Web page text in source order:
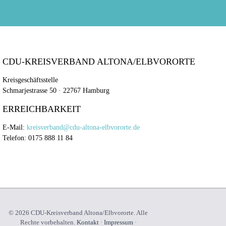
CDU-KREISVERBAND ALTONA/ELBVORORTE
Kreisgeschäftsstelle
Schmarjestrasse 50 · 22767 Hamburg
ERREICHBARKEIT
E-Mail: kreisverband@cdu-altona-elbvororte.de
Telefon: 0175 888 11 84
© 2026 CDU-Kreisverband Altona/Elbvororte. Alle
Rechte vorbehalten. Kontakt· Impressum·